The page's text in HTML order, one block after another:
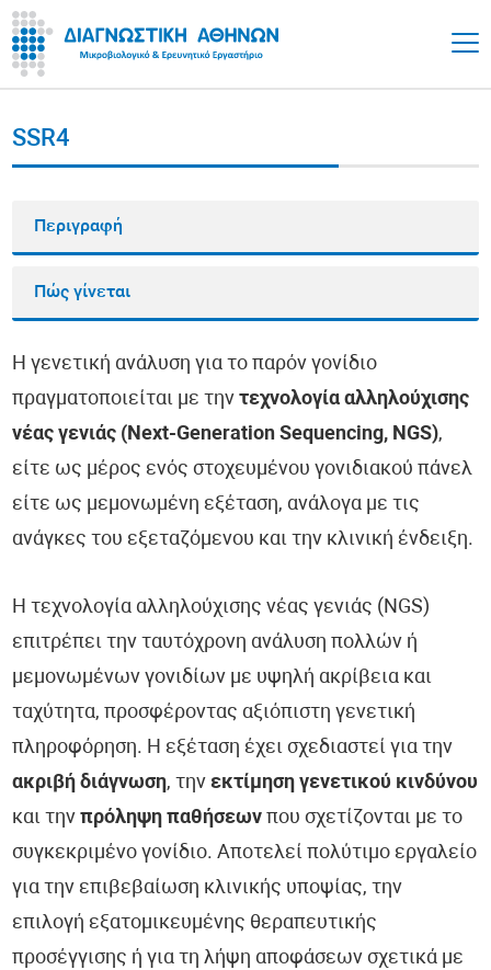
SSR4
Περιγραφή
Πώς γίνεται
Η γενετική ανάλυση για το παρόν γονίδιο
πραγματοποιείται με τηντεχνολογία αλληλούχισης
νέας γενιάς (Next-Generation Sequencing, NGS),
είτε ως μέρος ενός στοχευμένου γονιδιακού πάνελ
είτε ως μεμονωμένη εξέταση, ανάλογα με τις
ανάγκες του εξεταζόμενου και την κλινική ένδειξη.
Η τεχνολογία αλληλούχισης νέας γενιάς (NGS)
επιτρέπει την ταυτόχρονη ανάλυση πολλών ή
μεμονωμένων γονιδίων με υψηλή ακρίβεια και
ταχύτητα, προσφέροντας αξιόπιστη γενετική
πληροφόρηση. Η εξέταση έχει σχεδιαστεί για την
ακριβή διάγνωση, τηνεκτίμηση γενετικού κινδύνου
και τηνπρόληψη παθήσεων που σχετίζονται με το
συγκεκριμένο γονίδιο. Αποτελεί πολύτιμο εργαλείο
για την επιβεβαίωση κλινικής υποψίας, την
επιλογή εξατομικευμένης θεραπευτικής
προσέγγισης ή για τη λήψη αποφάσεων σχετικά με